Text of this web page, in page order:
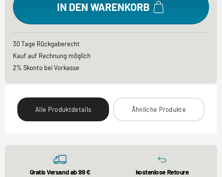
IN DEN WARENKORB
30 Tage Rückgaberecht
Kauf auf Rechnung möglich
2% Skonto bei Vorkasse
Alle Produktdetails Ähnliche Produkte
Gratis Versand ab 99 € kostenlose Retoure